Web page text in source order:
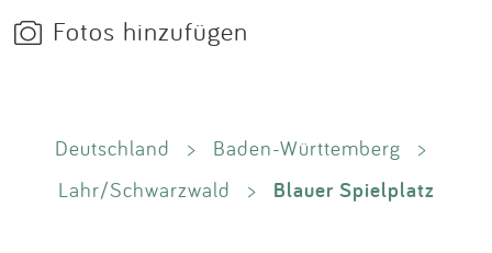
Fotos hinzufügen
Deutschland > Baden-Württemberg
>
Lahr/Schwarzwald
> Blauer Spielplatz